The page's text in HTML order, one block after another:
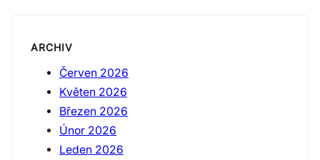
ARCHIV
Červen 2026
Květen 2026
Březen 2026
Únor 2026
Leden 2026